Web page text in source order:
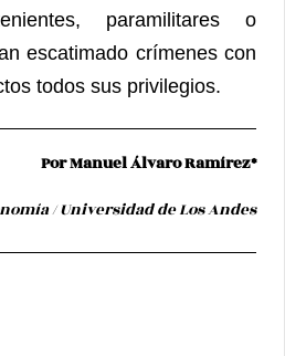
paramilitares o
escatimado crímenes con
todos sus privilegios.
Por Manuel Álvaro Ramírez*
/ Universidad de Los Andes